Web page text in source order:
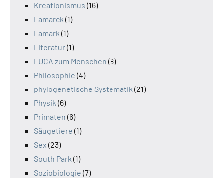
Kreationismus (16)
Lamarck (1)
Lamark (1)
Literatur(1)
LUCA zum Menschen (8)
Philosophie (4)
phylogenetische Systematik (21)
Physik (6)
Primaten (6)
Säugetiere (1)
Sex (23)
South Park (1)
Soziobiologie (7)